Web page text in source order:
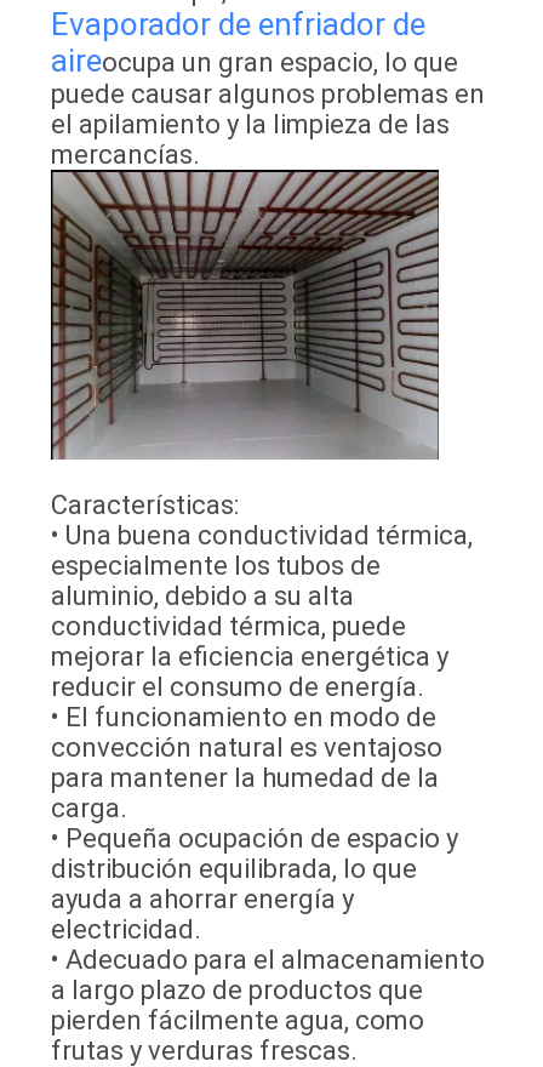
Evaporador de enfriador de
aireocupa un gran espacio, lo que
puede causar algunos problemas en
el apilamiento y la limpieza de las
mercancías.
Características:
• Una buena conductividad térmica,
especialmente los tubos de
aluminio, debido a su alta
conductividad térmica, puede
mejorar la eficiencia energética y
reducir el consumo de energía.
• El funcionamiento en modo de
convección natural es ventajoso
para mantener la humedad de la
carga.
• Pequeña ocupación de espacio y
distribución equilibrada, lo que
ayuda a ahorrar energía y
electricidad.
• Adecuado para el almacenamiento
a largo plazo de productos que
pierden fácilmente agua, como
frutas y verduras frescas.